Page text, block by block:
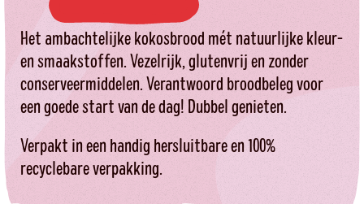
Het ambachtelijke kokosbrood mét natuurlijke kleur-
en smaakstoffen. Vezelrijk, glutenvrij en zonder
conserveermiddelen. Verantwoord broodbeleg voor
een goede start van de dag! Dubbel genieten.
Verpakt in een handig hersluitbare en 100%
recyclebare verpakking.